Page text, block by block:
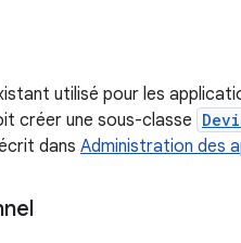
utilisé pour les
créer une sous-classe
dans Administration des